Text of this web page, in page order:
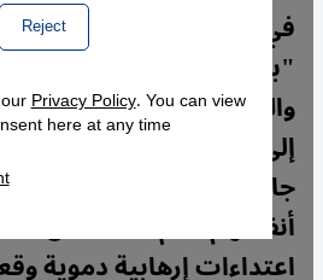
في قلب عاصمة ألمانيا
"بيت واحد" -يضم معابد
والمسلمين تحت سقف
إلى واقع ملموس، بعد
جائحة كورونا. ممثلو
أنفسهم أمام تحدٍّ خاص لا
اعتداءات إرهابية دموية
Reject
Privacy Policy. You can view
here at any time.